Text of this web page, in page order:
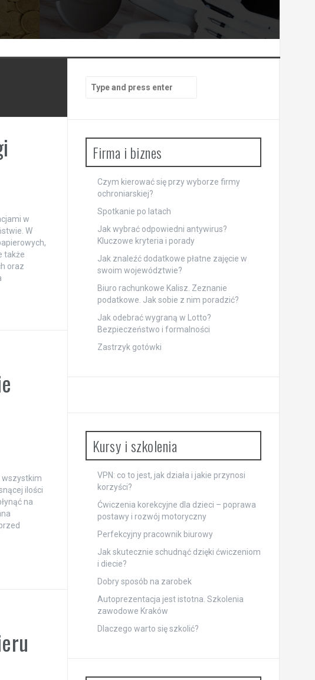
w
W
także
oraz
wszystkim
ilości
na
Search
for:
Firma i biznes
Czym kierować się przy wyborze firmy
ochroniarskiej?
Spotkanie po latach
Jak wybrać odpowiedni antywirus?
Kluczowe kryteria i porady
Jak znaleźć dodatkowe płatne zajęcie w
swoim województwie?
Biuro rachunkowe Kalisz. Zeznanie
podatkowe. Jak sobie z nim poradzić?
Jak odebrać wygraną w Lotto?
Bezpieczeństwo i formalności
Zastrzyk gotówki
Kursy i szkolenia
VPN: co to jest, jak działa i jakie przynosi
korzyści?
Ćwiczenia korekcyjne dla dzieci – poprawa
postawy i rozwój motoryczny
Perfekcyjny pracownik biurowy
Jak skutecznie schudnąć dzięki ćwiczeniom
i diecie?
Dobry sposób na zarobek
Autoprezentacja jest istotna. Szkolenia
zawodowe Kraków
Dlaczego warto się szkolić?